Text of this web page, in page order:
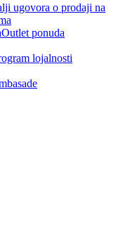
ugovora o prodaji na
Outlet ponuda
lojalnosti